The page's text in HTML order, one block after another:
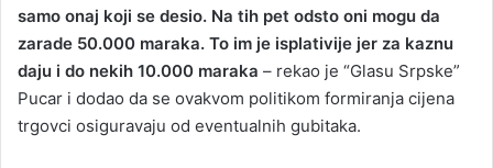
samo onaj koji se desio. Na tih pet odsto oni mogu da
zarade 50.000 maraka. To im je isplativije jer za kaznu
daju i do nekih 10.000 maraka – rekao je “Glasu Srpske”
Pucar i dodao da se ovakvom politikom formiranja cijena
trgovci osiguravaju od eventualnih gubitaka.